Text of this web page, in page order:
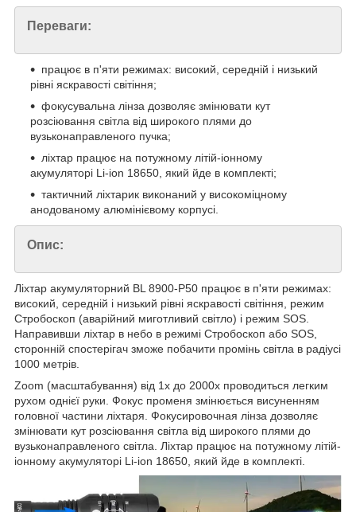
Переваги:
працює в п'яти режимах: високий, середній і низький
рівні яскравості світіння;
фокусувальна лінза дозволяє змінювати кут
розсіювання світла від широкого плями до
вузьконаправленого пучка;
ліхтар працює на потужному літій-іонному
акумуляторі Li-ion 18650, який йде в комплекті;
тактичний ліхтарик виконаний у високоміцному
анодованому алюмінієвому корпусі.
Опис:
Ліхтар акумуляторний BL 8900-P50 працює в п'яти режимах:
високий, середній і низький рівні яскравості світіння, режим
Стробоскоп (аварійний миготливий світло) і режим SOS.
Направивши ліхтар в небо в режимі Стробоскоп або SOS,
сторонній спостерігач зможе побачити промінь світла в радіусі
1000 метрів.
Zoom (масштабування) від 1х до 2000х проводиться легким
рухом однієї руки. Фокус променя змінюється висуненням
головної частини ліхтаря. Фокусировочная лінза дозволяє
змінювати кут розсіювання світла від широкого плями до
вузьконаправленого світла. Ліхтар працює на потужному літій-
іонному акумуляторі Li-ion 18650, який йде в комплекті.